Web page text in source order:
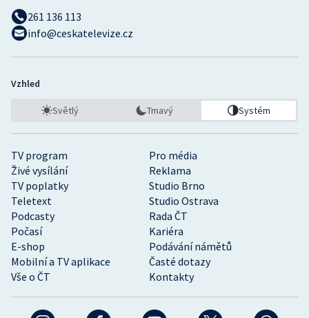
TV program
Pro média
Živé vysílání
Reklama
TV poplatky
Studio Brno
Teletext
Studio Ostrava
Podcasty
Rada ČT
Počasí
Kariéra
E-shop
Podávání námětů
Mobilní a TV aplikace
Časté dotazy
Vše o ČT
Kontakty
261 136 113
info@ceskatelevize.cz
Vzhled
Světlý Tmavý Systém